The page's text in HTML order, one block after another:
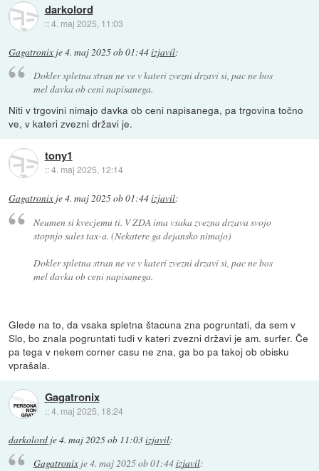
darkolord
::4. maj 2025, 11:03
Gagatronix je4. maj 2025 ob 01:44izjavil:
Dokler spletna stran ne ve v kateri zvezni drzavi si, pac ne bos
mel davka ob ceni napisanega.
Niti v trgovini nimajo davka ob ceni napisanega, pa trgovina točno
ve, v kateri zvezni državi je.
tony1
::4. maj 2025, 12:14
Gagatronix je4. maj 2025 ob 01:44izjavil:
Neumen si kvecjemu ti. V ZDA ima vsaka zvezna drzava svojo
stopnjo sales tax-a. (Nekatere ga dejansko nimajo)
Dokler spletna stran ne ve v kateri zvezni drzavi si, pac ne bos
mel davka ob ceni napisanega.
Glede na to, da vsaka spletna štacuna zna pogruntati, da sem v
Slo, bo znala pogruntati tudi v kateri zvezni državi je am. surfer. Če
pa tega v nekem corner casu ne zna, ga bo pa takoj ob obisku
vprašala.
Gagatronix
::4. maj 2025, 18:24
darkolord je4. maj 2025 ob 11:03izjavil:
Gagatronixje4. maj 2025 ob 01:44izjavil: